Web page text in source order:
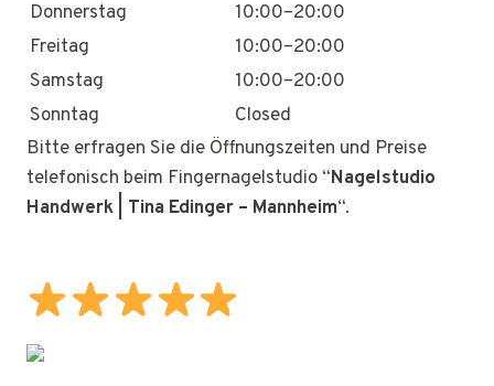
Donnerstag
10:00–20:00
Freitag
10:00–20:00
Samstag
10:00–20:00
Sonntag
Closed
Bitte erfragen Sie die Öffnungszeiten und Preise
telefonisch beim Fingernagelstudio “Nagelstudio
Handwerk | Tina Edinger – Mannheim“.